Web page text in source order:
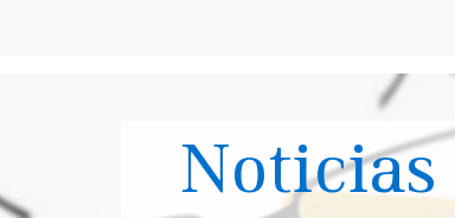
Noticias